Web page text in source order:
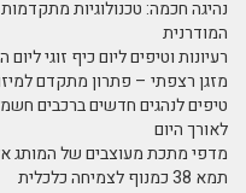
המודרנית
רעיונות וטיפים ליום כיף זוגי
מזגן רצפתי – פתרון מתקדם
טיפים לנהגים חדשים ברכבים
לאורך היום
מדפי מתכת מעוצבים של המותג
תמא 38 כמנוף לצמיחה כלכלית